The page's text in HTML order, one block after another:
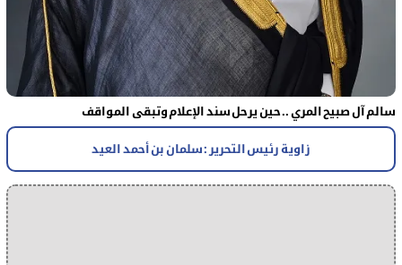
سالم آل صبيح المري .. حين يرحل سند الإعلام وتبقى المواقف
زاوية رئيس التحرير : سلمان بن أحمد العيد